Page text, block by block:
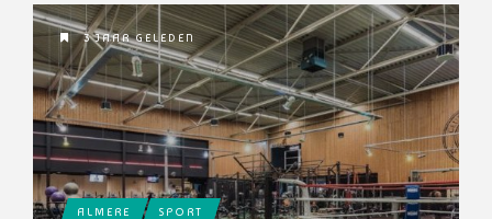
3 JAAR GELEDEN
ALMERE SPORT